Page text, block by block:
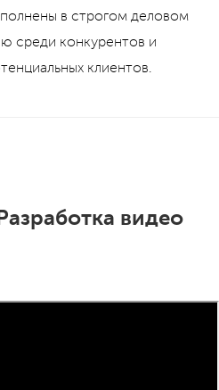
в строгом деловом
среди конкурентов и
клиентов.
Разработка видео